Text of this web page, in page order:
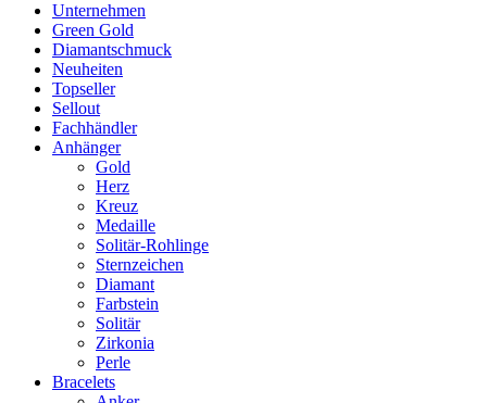
Unternehmen
Green Gold
Diamantschmuck
Neuheiten
Topseller
Sellout
Fachhändler
Anhänger
Gold
Herz
Kreuz
Medaille
Solitär-Rohlinge
Sternzeichen
Diamant
Farbstein
Solitär
Zirkonia
Perle
Bracelets